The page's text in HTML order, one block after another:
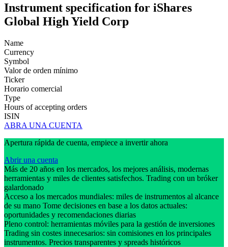
Instrument specification for iShares
Global High Yield Corp
Name
Currency
Symbol
Valor de orden mínimo
Ticker
Horario comercial
Type
Hours of accepting orders
ISIN
ABRA UNA CUENTA
Apertura rápida de cuenta, empiece a invertir ahora
Abrir una cuenta
Más de 20 años en los mercados, los mejores análisis, modernas
herramientas y miles de clientes satisfechos. Trading con un bróker
galardonado
Acceso a los mercados mundiales: miles de instrumentos al alcance
de su mano Tome decisiones en base a los datos actuales:
oportunidades y recomendaciones diarias
Pleno control: herramientas móviles para la gestión de inversiones
Trading sin costes innecesarios: sin comisiones en los principales
instrumentos. Precios transparentes y spreads históricos